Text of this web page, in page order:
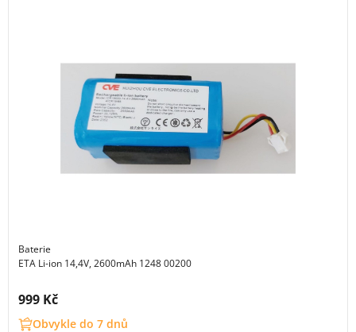
Baterie
ETA Li-ion 14,4V, 2600mAh 1248 00200
Cena s DPH:
999 Kč
Obvykle do 7 dnů